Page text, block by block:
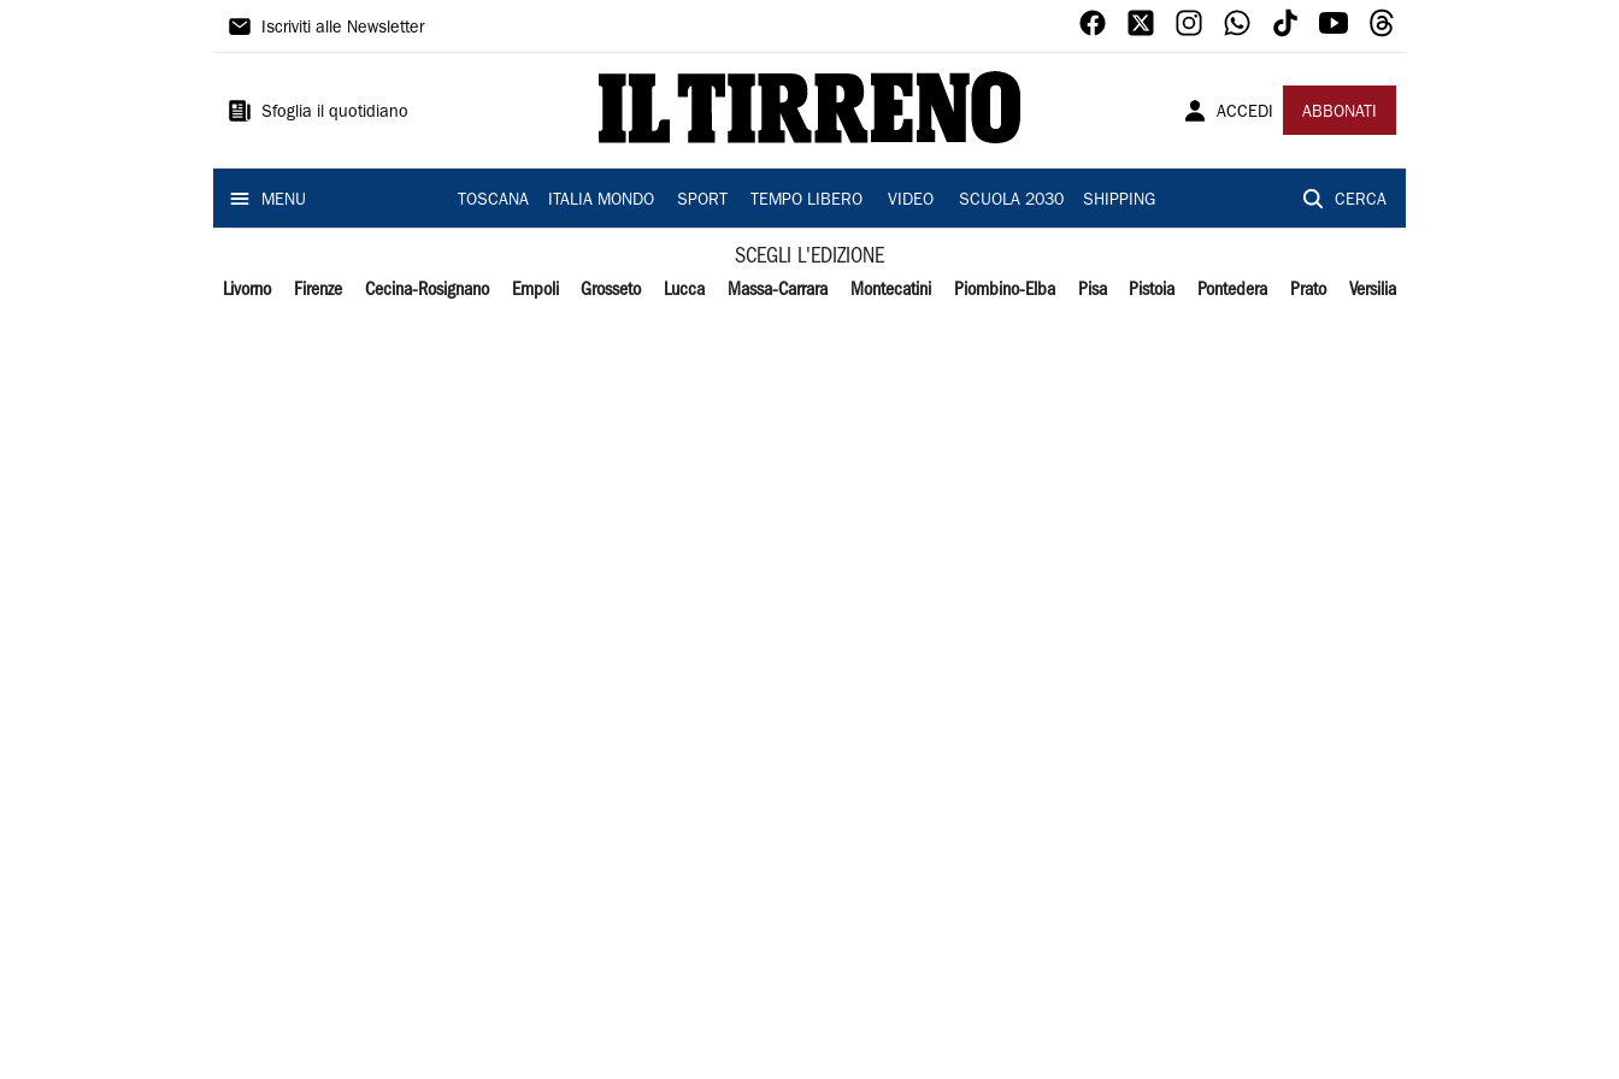
Il
Iscriviti alle Newsletter
Sfoglia il quotidiano ACCEDI ABBONATI
MENU TOSCANA ITALIA MONDO SPORT TEMPO LIBERO VIDEO SCUOLA 2030 SHIPPING CERCA
SCEGLI L'EDIZIONE
Livorno Firenze Cecina-Rosignano Empoli Grosseto Lucca Massa-Carrara Montecatini Piombino-Elba Pisa Pistoia Pontedera Prato Versilia